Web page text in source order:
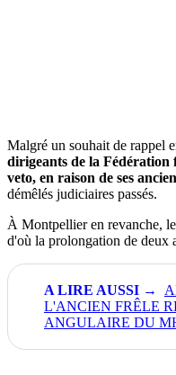
Malgré un souhait de rappel
dirigeants de la Fédération
veto, en raison de ses
démêlés judiciaires passés.
À Montpellier en revanche,
d'où la prolongation de deux
L'ANCIEN FRÊLE
ANGULAIRE DU